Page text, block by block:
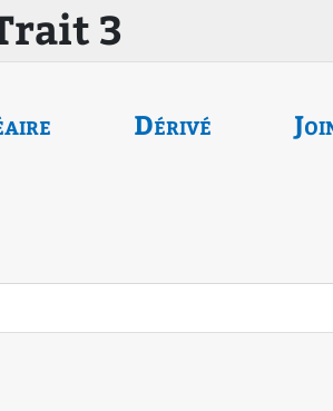
3
Dérivé